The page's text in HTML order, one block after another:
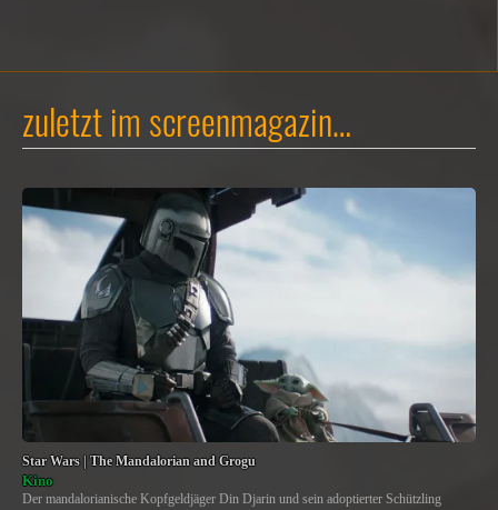
zuletzt im screenmagazin…
Star Wars | The Mandalorian and Grogu
Kino
Der mandalorianische Kopfgeldjäger Din Djarin und sein adoptierter Schützling